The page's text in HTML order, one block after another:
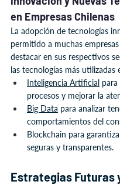
en Empresas Chilenas
La adopción de tecnologías
permitido a muchas
destacar en sus respectivos
las tecnologías más utilizadas
Inteligencia Artificial
procesos y mejorar la
Big Data para analizar
comportamientos del
Blockchain para
seguras y transparentes.
Estrategias Futuras